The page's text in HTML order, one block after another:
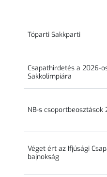
Tóparti Sakkparti
Csapathirdetés a 2026-
Sakkolimpiára
NB-s csoportbeosztások
Véget ért az Ifjúsági
bajnokság